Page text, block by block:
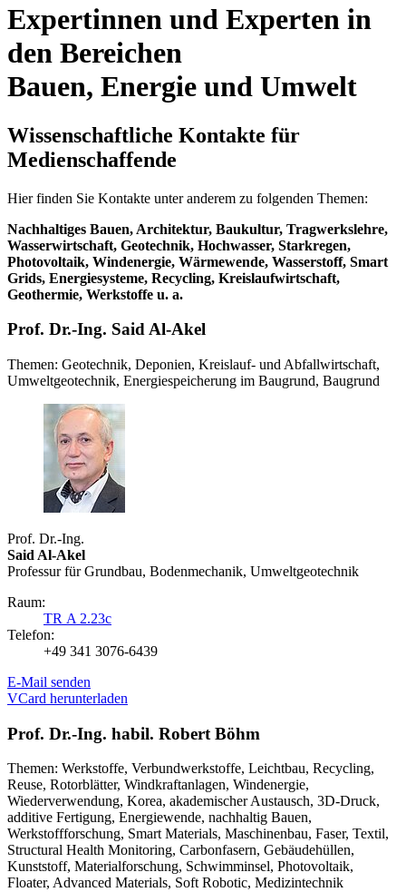
Expertinnen und Experten in
den Bereichen
Bauen, Energie und Umwelt
Wissenschaftliche Kontakte für
Medienschaffende
Hier finden Sie Kontakte unter anderem zu folgenden Themen:
Nachhaltiges Bauen, Architektur, Baukultur, Tragwerkslehre,
Wasserwirtschaft, Geotechnik, Hochwasser, Starkregen,
Photovoltaik, Windenergie, Wärmewende, Wasserstoff, Smart
Grids, Energiesysteme, Recycling, Kreislaufwirtschaft,
Geothermie, Werkstoffe u. a.
Prof. Dr.-Ing. Said Al-Akel
Themen: Geotechnik, Deponien, Kreislauf- und Abfallwirtschaft,
Umweltgeotechnik, Energiespeicherung im Baugrund, Baugrund
Prof. Dr.-Ing.
Said Al-Akel
Professur für Grundbau, Boden­mechanik, Umweltgeotechnik
Raum:
TR A 2.23c
Telefon:
+49 341 3076-6439
E-Mail senden
VCard herunterladen
Prof. Dr.-Ing. habil. Robert Böhm
Themen: Werkstoffe, Verbundwerkstoffe, Leichtbau, Recycling,
Reuse, Rotorblätter, Windkraftanlagen, Windenergie,
Wiederverwendung, Korea, akademischer Austausch, 3D-Druck,
additive Fertigung, Energiewende, nachhaltig Bauen,
Werkstoffforschung, Smart Materials, Maschinenbau, Faser, Textil,
Structural Health Monitoring, Carbonfasern, Gebäudehüllen,
Kunststoff, Materialforschung, Schwimminsel, Photovoltaik,
Floater, Advanced Materials, Soft Robotic, Medizintechnik